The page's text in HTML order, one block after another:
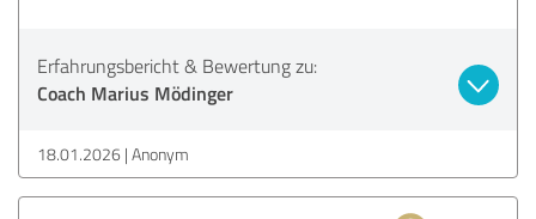
Erfahrungsbericht & Bewertung zu:
Coach Marius Mödinger
18.01.2026 Anonym